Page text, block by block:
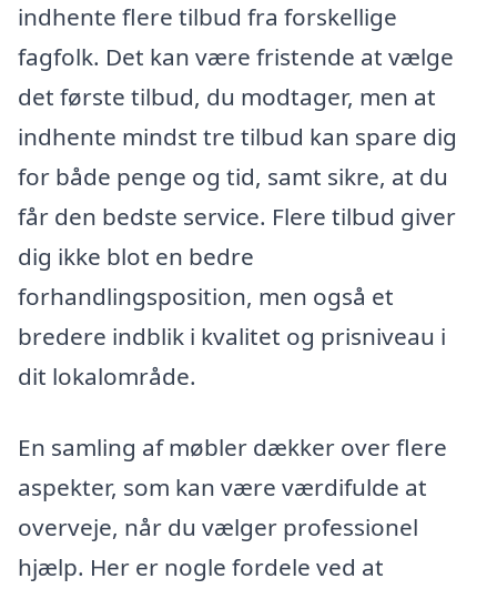
indhente flere tilbud fra forskellige
fagfolk. Det kan være fristende at vælge
det første tilbud, du modtager, men at
indhente mindst tre tilbud kan spare dig
for både penge og tid, samt sikre, at du
får den bedste service. Flere tilbud giver
dig ikke blot en bedre
forhandlingsposition, men også et
bredere indblik i kvalitet og prisniveau i
dit lokalområde.
En samling af møbler dækker over flere
aspekter, som kan være værdifulde at
overveje, når du vælger professionel
hjælp. Her er nogle fordele ved at